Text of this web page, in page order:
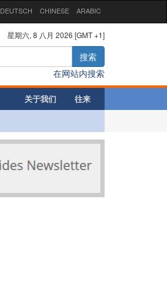
DEUTSCH CHINESE ARABIC
星期六, 8 八月 2026 [GMT +1]
搜索
在网站内搜索
关于我们 往来